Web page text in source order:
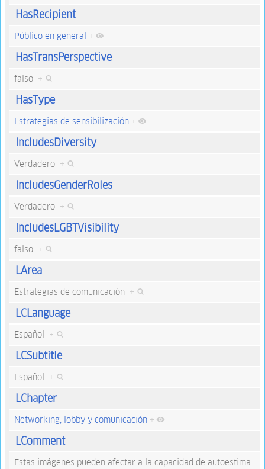
HasRecipient
Público en general +
HasTransPerspective
falso +
HasType
Estrategias de sensibilización +
IncludesDiversity
Verdadero +
IncludesGenderRoles
Verdadero +
IncludesLGBTVisibility
falso +
LArea
Estrategias de comunicación +
LCLanguage
Español +
LCSubtitle
Español +
LChapter
Networking, lobby y comunicación +
LComment
Estas imágenes pueden afectar a la capacidad de autoestima